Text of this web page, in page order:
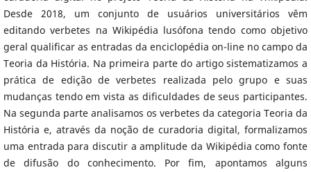
Desde 2018, um conjunto de usuários universitários vêm
editando verbetes na Wikipédia lusófona tendo como objetivo
geral qualificar as entradas da enciclopédia on-line no campo da
Teoria da História. Na primeira parte do artigo sistematizamos a
prática de edição de verbetes realizada pelo grupo e suas
mudanças tendo em vista as dificuldades de seus participantes.
Na segunda parte analisamos os verbetes da categoria Teoria da
História e, através da noção de curadoria digital, formalizamos
uma entrada para discutir a amplitude da Wikipédia como fonte
de difusão do conhecimento. Por fim, apontamos alguns